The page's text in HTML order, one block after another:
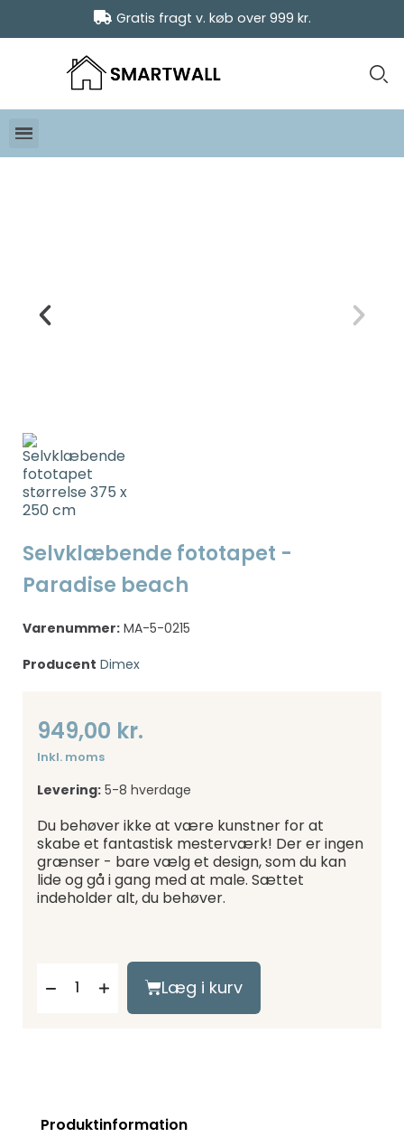
Gratis fragt v. køb over 999 kr.
Selvklæbende fototapet -
Paradise beach
Varenummer: MA-5-0215
Producent Dimex
949,00 kr.
Inkl. moms
Levering: 5-8 hverdage
Du behøver ikke at være kunstner for at
skabe et fantastisk mesterværk! Der er ingen
grænser - bare vælg et design, som du kan
lide og gå i gang med at male. Sættet
indeholder alt, du behøver.
Læg i kurv
Produktinformation